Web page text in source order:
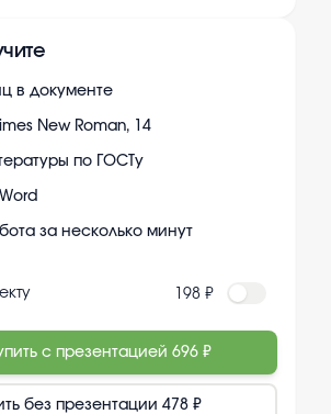
в документе
New Roman, 14
по ГОСТу
за несколько минут
198 ₽
с презентацией 696 ₽
без презентации 478 ₽